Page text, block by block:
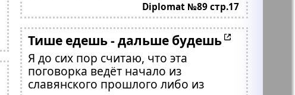
Diplomat №89 стр.17
Тише едешь - дальше будешь
Я до сих пор считаю, что эта
поговорка ведёт начало из
славянского прошлого либо из